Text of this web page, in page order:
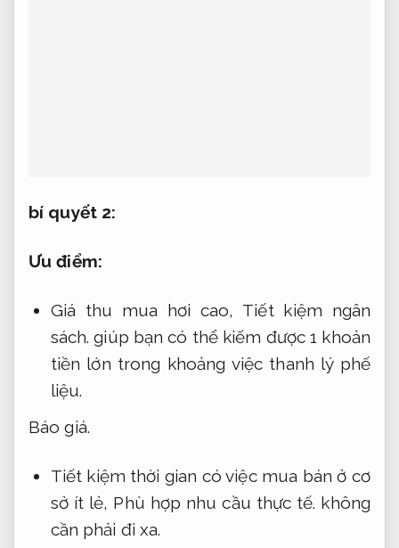
bí quyết 2:
Ưu điểm:
Giá thu mua hơi cao, Tiết kiệm ngân
sách. giúp bạn có thể kiếm được 1 khoản
tiền lớn trong khoảng việc thanh lý phế
liệu.
Báo giá.
Tiết kiệm thời gian có việc mua bán ở cơ
sở ít lẻ, Phù hợp nhu cầu thực tế. không
cần phải đi xa.